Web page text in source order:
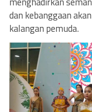
dan kebanggaan
kalangan pemuda.